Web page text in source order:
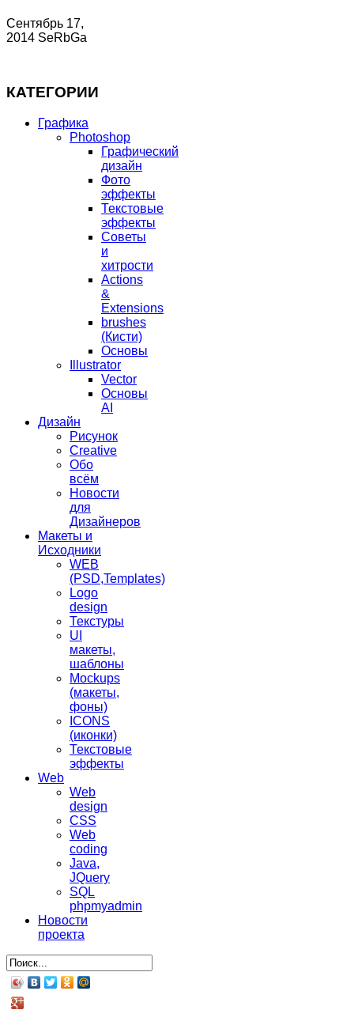
Сентябрь 17,
2014 SeRbGa
КАТЕГОРИИ
Графика
Photoshop
Графический
дизайн
Фото
эффекты
Текстовые
эффекты
Советы
и
хитрости
Actions
&
Extensions
brushes
(Кисти)
Основы
Illustrator
Vector
Основы
AI
Дизайн
Рисунок
Creative
Обо
всём
Новости
для
Дизайнеров
Макеты и
Исходники
WEB
(PSD,Templates)
Logo
design
Текстуры
UI
макеты,
шаблоны
Mockups
(макеты,
фоны)
ICONS
(иконки)
Текстовые
эффекты
Web
Web
design
CSS
Web
coding
Java,
JQuery
SQL
phpmyadmin
Новости
проекта